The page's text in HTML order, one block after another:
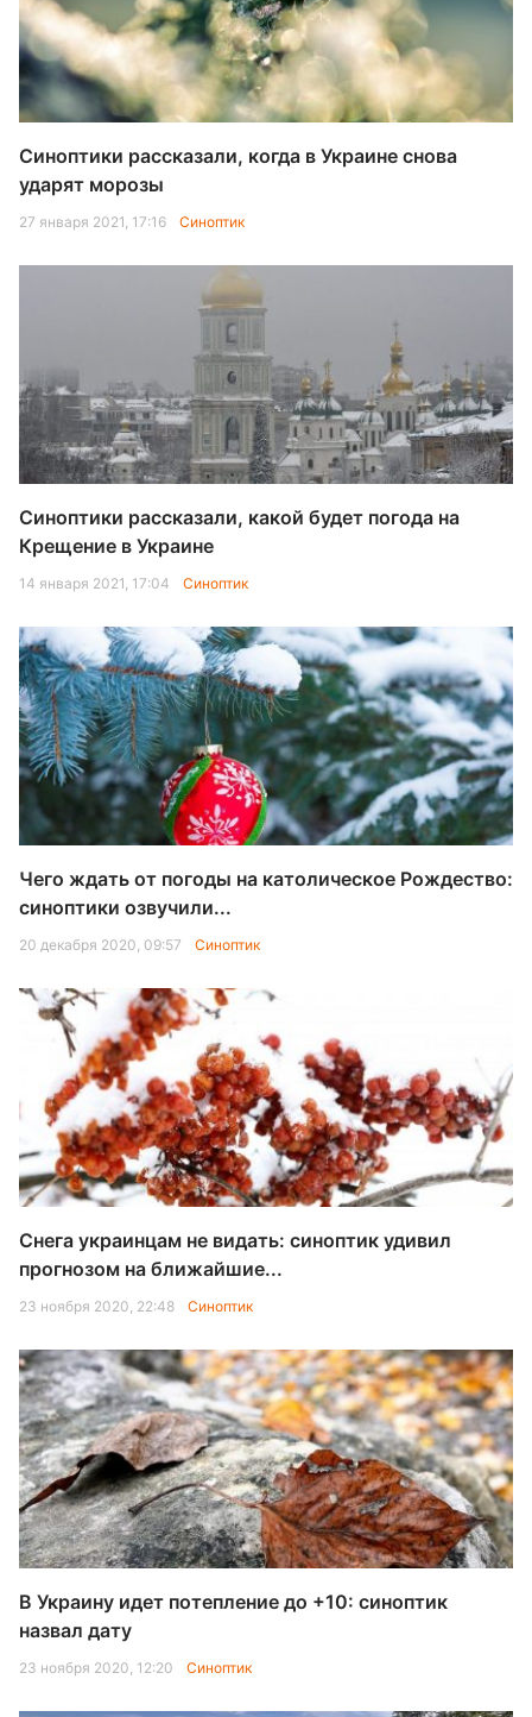
Синоптики рассказали, когда в Украине снова
ударят морозы
27 января 2021, 17:16 Синоптик
Синоптики рассказали, какой будет погода на
Крещение в Украине
14 января 2021, 17:04 Синоптик
Чего ждать от погоды на католическое Рождество:
синоптики озвучили...
20 декабря 2020, 09:57 Синоптик
Снега украинцам не видать: синоптик удивил
прогнозом на ближайшие...
23 ноября 2020, 22:48 Синоптик
В Украину идет потепление до +10: синоптик
назвал дату
23 ноября 2020, 12:20 Синоптик